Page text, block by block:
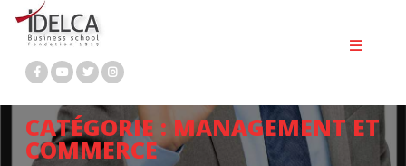
Passer
contenu
CATÉGORIE : MANAGEMENT ET
COMMERCE
MASTÈRE 2 RESSOURCES HUMAINES
DCG – Diplôme Comptabilité et Gestion
LE CAMPUS
L’histoire de l’école Idelca